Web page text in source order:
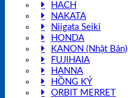
HACH
NAKATA
Niigata Seiki
HONDA
KANON (Nhật Bản)
FUJIHAIA
HANNA
HỒNG KÝ
ORBIT MERRET